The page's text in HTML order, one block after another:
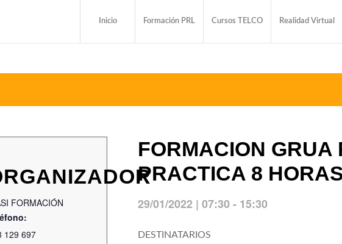
Inicio Formación PRL Cursos TELCO Realidad Virtual
FORMACION GRUA
PRACTICA 8
29/01/2022 | 07:30- 15:30
DESTINATARIOS
FORMACIÓN
129 697